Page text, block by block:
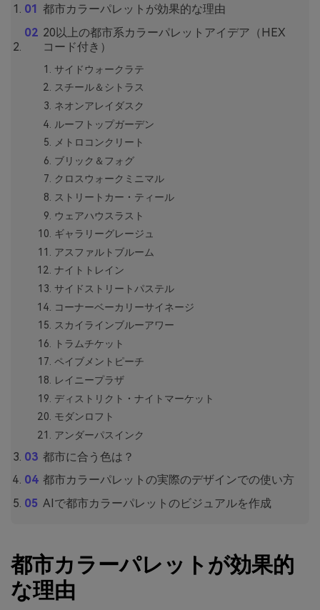
都市カラーパレットが効果的な理由
20以上の都市系カラーパレットアイデア（HEX
コード付き）
サイドウォークラテ
スチール＆シトラス
ネオンアレイダスク
ルーフトップガーデン
メトロコンクリート
ブリック＆フォグ
クロスウォークミニマル
ストリートカー・ティール
ウェアハウスラスト
ギャラリーグレージュ
アスファルトブルーム
ナイトトレイン
サイドストリートパステル
コーナーベーカリーサイネージ
スカイラインブルーアワー
トラムチケット
ペイブメントピーチ
レイニープラザ
ディストリクト・ナイトマーケット
モダンロフト
アンダーパスインク
都市に合う色は？
都市カラーパレットの実際のデザインでの使い方
AIで都市カラーパレットのビジュアルを作成
都市カラーパレットが効果的
な理由